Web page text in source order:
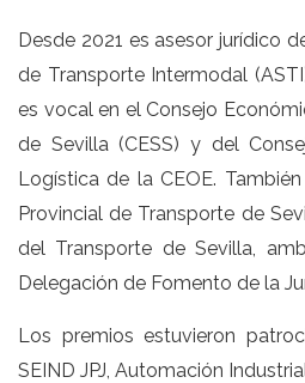
Desde 2021 es asesor jurídico
de Transporte Intermodal
es vocal en el Consejo
de Sevilla (CESS) y del
Logística de la CEOE.
Provincial de Transporte de
del Transporte de Sevilla,
Delegación de Fomento de la
Los premios estuvieron
SEIND JPJ, Automación